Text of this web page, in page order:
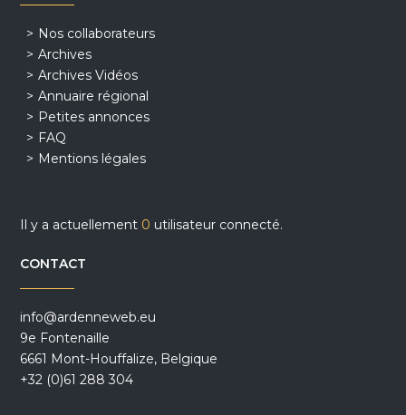
Nos collaborateurs
Archives
Archives Vidéos
Annuaire régional
Petites annonces
FAQ
Mentions légales
Il y a actuellement 0 utilisateur connecté.
CONTACT
info@ardenneweb.eu
9e Fontenaille
6661 Mont-Houffalize, Belgique
+32 (0)61 288 304